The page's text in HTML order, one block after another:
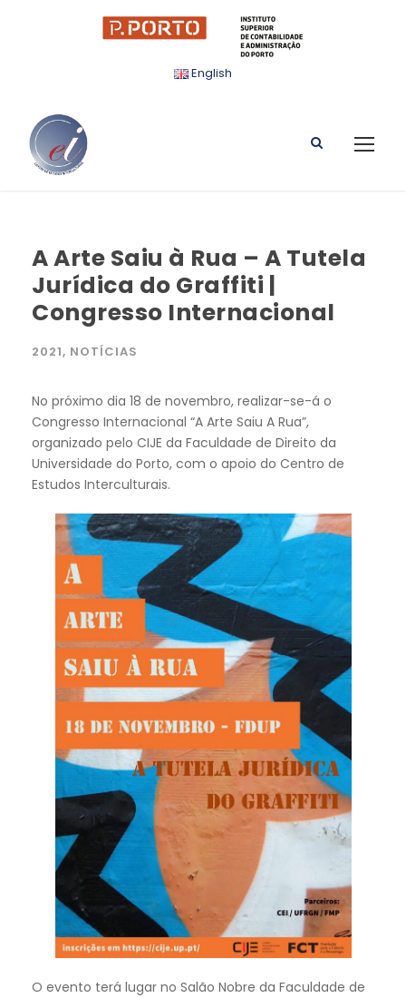
English
A Arte Saiu à Rua – A Tutela
Jurídica do Graffiti |
Congresso Internacional
2021, NOTÍCIAS
No próximo dia 18 de novembro, realizar-se-á o
Congresso Internacional “A Arte Saiu A Rua”,
organizado pelo CIJE da Faculdade de Direito da
Universidade do Porto, com o apoio do Centro de
Estudos Interculturais.
O evento terá lugar no Salão Nobre da Faculdade de